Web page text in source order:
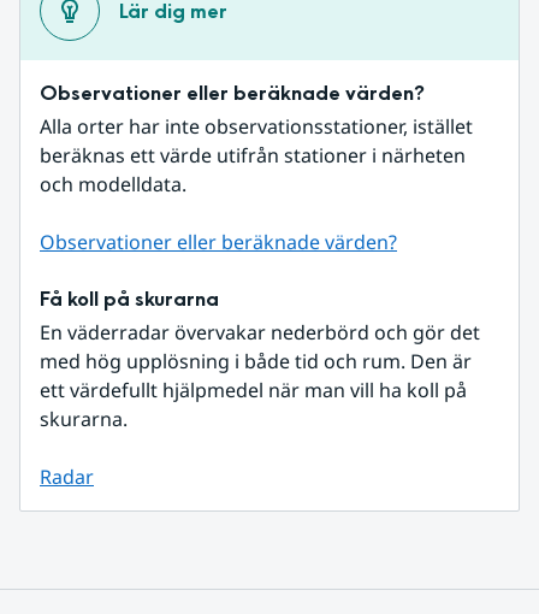
Lär dig mer
Observationer eller beräknade värden?
Alla orter har inte observationsstationer, istället
beräknas ett värde utifrån stationer i närheten
och modelldata.
Observationer eller beräknade värden?
Få koll på skurarna
En väderradar övervakar nederbörd och gör det
med hög upplösning i både tid och rum. Den är
ett värdefullt hjälpmedel när man vill ha koll på
skurarna.
Radar